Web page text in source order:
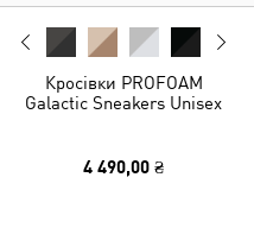
Кросівки PROFOAM
Galactic Sneakers Unisex
4 490,00 ₴